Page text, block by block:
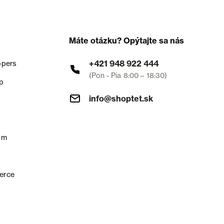
Máte otázku? Opýtajte sa nás
+421 948 922 444
(Pon - Pia 8:00 – 18:30)
info@shoptet.sk